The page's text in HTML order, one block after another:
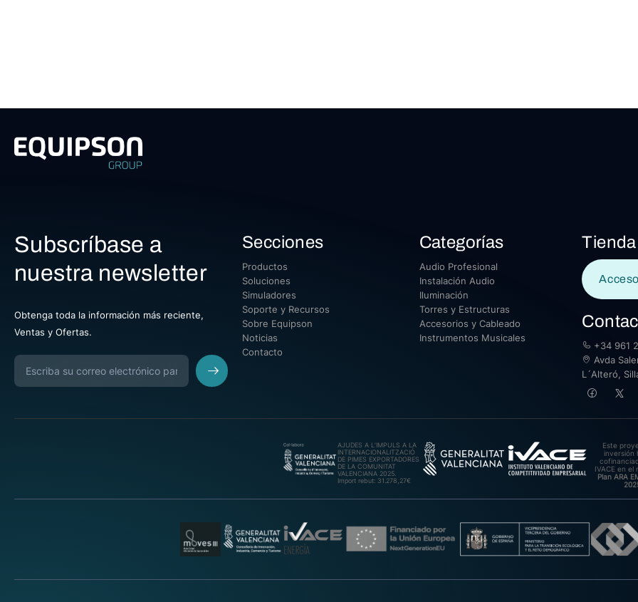
Subscríbase a
nuestra newsletter
Obtenga toda la información más reciente,
Ventas y Ofertas.
Secciones
Productos
Soluciones
Simuladores
Soporte y Recursos
Sobre Equipson
Noticias
Contacto
Categorías
Audio Profesional
Instalación Audio
Iluminación
Torres y Estructuras
Accesorios y Cableado
Instrumentos Musicales
Tienda
+34 961
Avda
L´Alteró,
AJUDES A L’IMPULS A LA
INTERNACIONALITZACIÓ
DE PIMES EXPORTADORES
DE LA COMUNITAT
VALENCIANA 2025.
Import rebut: 31.278,27€
Este
inversión
IVACE en el
Plan ARA